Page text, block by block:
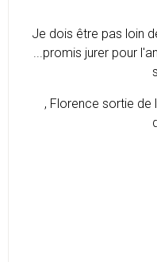
Je dois être pas loin
...promis jurer pour
, Florence sortie de